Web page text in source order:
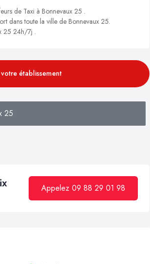
de Taxi à Bonnevaux 25 .
dans toute la ville de Bonnevaux 25.
25 24h/7j .
établissement
25
Appelez 09 88 29 01 98